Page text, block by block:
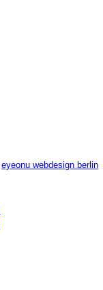
eyeonu webdesign berlin